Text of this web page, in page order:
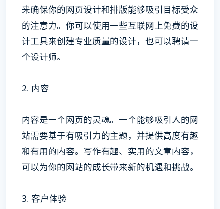
来确保你的网页设计和排版能够吸引目标受众
的注意力。你可以使用一些互联网上免费的设
计工具来创建专业质量的设计，也可以聘请一
个设计师。
2. 内容
内容是一个网页的灵魂。一个能够吸引人的网
站需要基于有吸引力的主题，并提供高度有趣
和有用的内容。写作有趣、实用的文章内容，
可以为你的网站的成长带来新的机遇和挑战。
3. 客户体验